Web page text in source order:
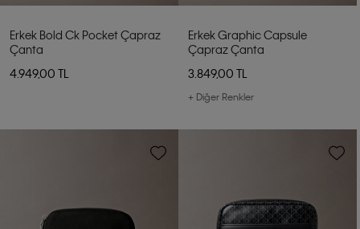
Erkek Bold Ck Pocket Çapraz
Çanta
4.949,00 TL
Erkek Graphic Capsule
Çapraz Çanta
3.849,00 TL
+ Diğer Renkler